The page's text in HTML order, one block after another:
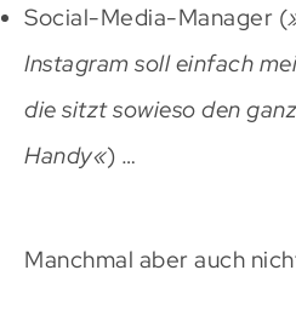
Social-Media-Manager (
Instagram soll einfach
die sitzt sowieso den
Handy«) …
Manchmal aber auch